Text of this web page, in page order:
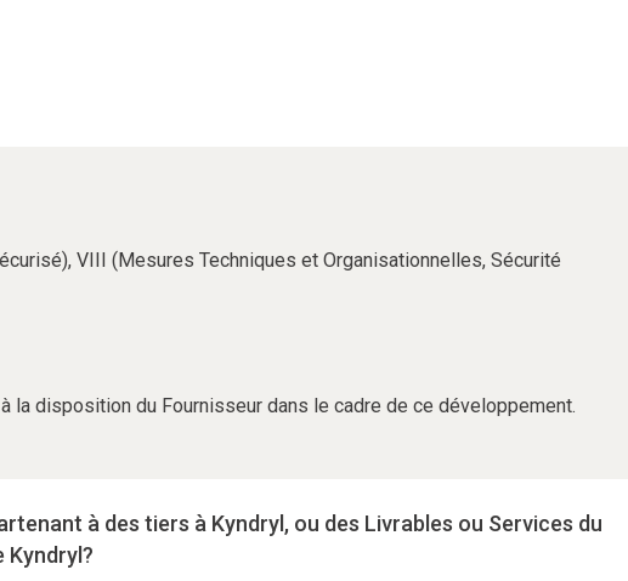
VIII (Mesures Techniques et Organisationnelles, Sécurité
la disposition du Fournisseur dans le cadre de ce développement.
à des tiers à Kyndryl, ou des Livrables ou Services du
Kyndryl?